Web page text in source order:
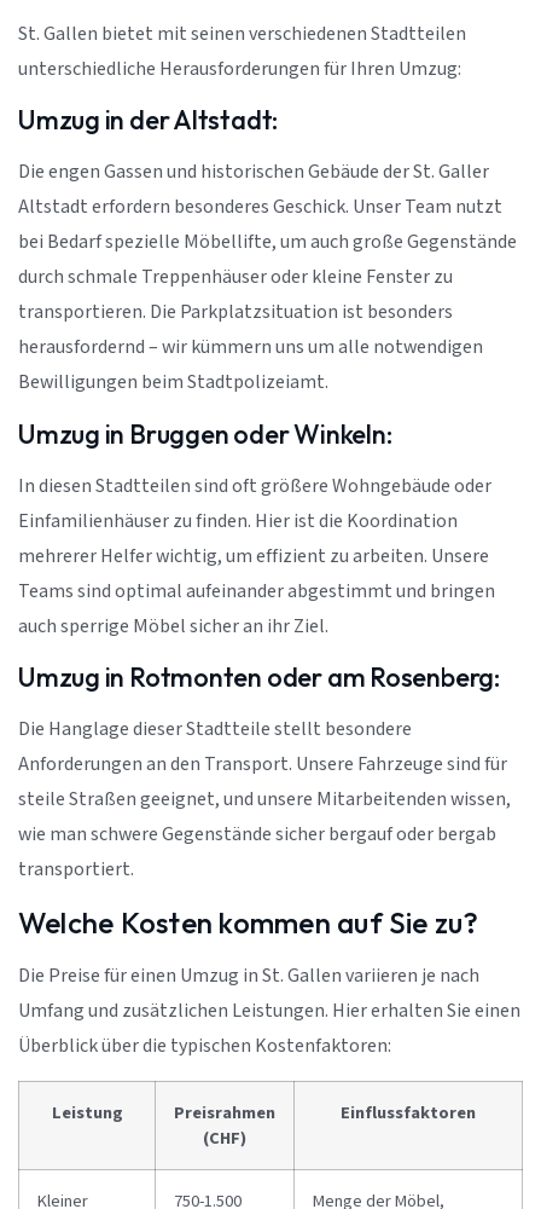
St. Gallen bietet mit seinen verschiedenen Stadtteilen
unterschiedliche Herausforderungen für Ihren Umzug:
Umzug in der Altstadt:
Die engen Gassen und historischen Gebäude der St. Galler
Altstadt erfordern besonderes Geschick. Unser Team nutzt
bei Bedarf spezielle Möbellifte, um auch große Gegenstände
durch schmale Treppenhäuser oder kleine Fenster zu
transportieren. Die Parkplatzsituation ist besonders
herausfordernd – wir kümmern uns um alle notwendigen
Bewilligungen beim Stadtpolizeiamt.
Umzug in Bruggen oder Winkeln:
In diesen Stadtteilen sind oft größere Wohngebäude oder
Einfamilienhäuser zu finden. Hier ist die Koordination
mehrerer Helfer wichtig, um effizient zu arbeiten. Unsere
Teams sind optimal aufeinander abgestimmt und bringen
auch sperrige Möbel sicher an ihr Ziel.
Umzug in Rotmonten oder am Rosenberg:
Die Hanglage dieser Stadtteile stellt besondere
Anforderungen an den Transport. Unsere Fahrzeuge sind für
steile Straßen geeignet, und unsere Mitarbeitenden wissen,
wie man schwere Gegenstände sicher bergauf oder bergab
transportiert.
Welche Kosten kommen auf Sie zu?
Die Preise für einen Umzug in St. Gallen variieren je nach
Umfang und zusätzlichen Leistungen. Hier erhalten Sie einen
Überblick über die typischen Kostenfaktoren:
Leistung
Preisrahmen
(CHF)
Einflussfaktoren
Kleiner 750-1.500 Menge der Möbel,